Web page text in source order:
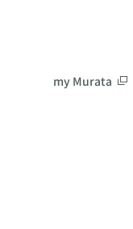
my Murata